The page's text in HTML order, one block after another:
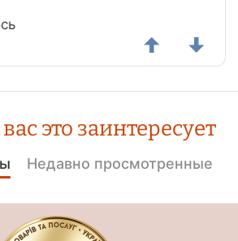
вас это заинтересует
Недавно просмотренные